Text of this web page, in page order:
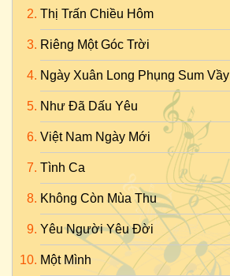
Thị Trấn Chiều Hôm
Riêng Một Góc Trời
Ngày Xuân Long Phụng Sum Vầy
Như Đã Dấu Yêu
Việt Nam Ngày Mới
Tình Ca
Không Còn Mùa Thu
Yêu Người Yêu Đời
Một Mình